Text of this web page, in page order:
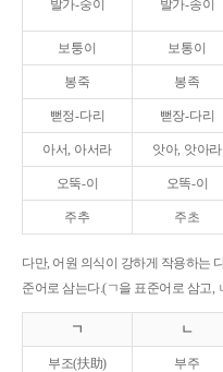
발가-숭이 발가-송이
보퉁이 보통이
봉죽 봉족
뻗정-다리 뻗장-다리
아서, 아서라 앗아, 앗아라
오뚝-이 오똑-이
주추 주초
다만, 어원 의식이 강하게 작용하는
준어로 삼는다.(ㄱ을 표준어로 삼고,
ㄱ ㄴ
부조(扶助) 부주